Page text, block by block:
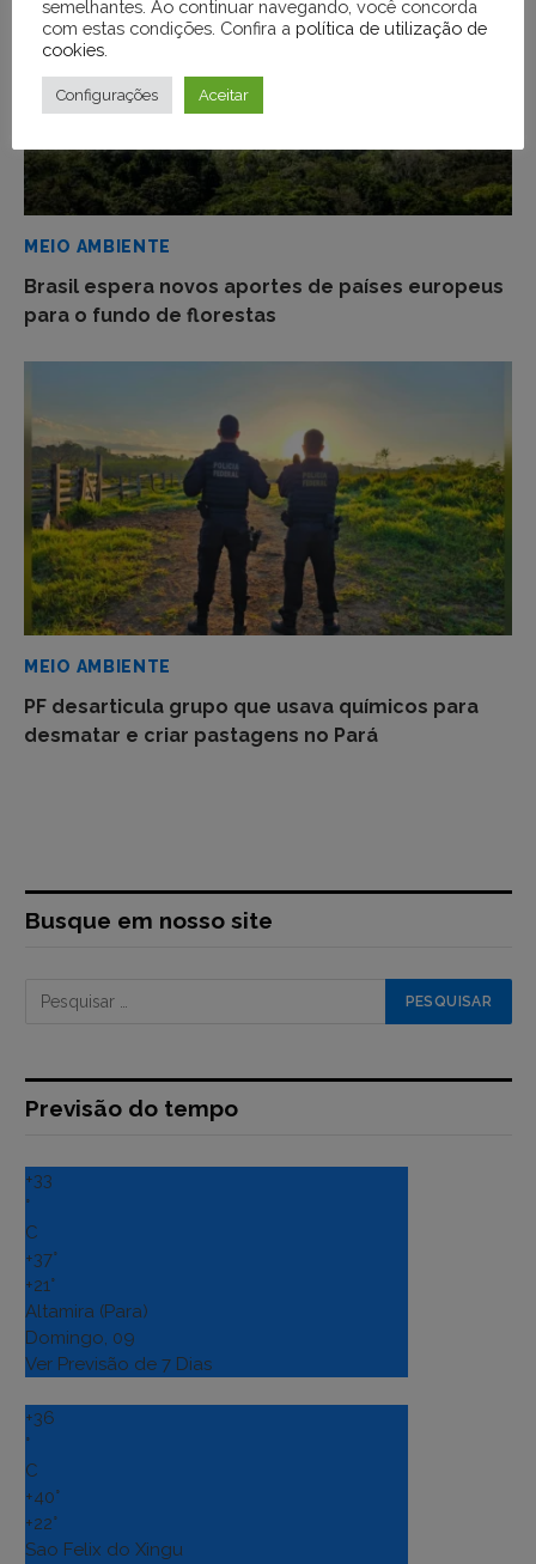
MEIO AMBIENTE
Brasil espera novos aportes de países europeus
para o fundo de florestas
MEIO AMBIENTE
PF desarticula grupo que usava químicos para
desmatar e criar pastagens no Pará
Busque em nosso site
Previsão do tempo
+33
°
C
+37°
+21°
Altamira (Para)
Domingo, 09
Ver Previsão de 7 Dias
+36
°
C
+40°
+22°
Sao Felix do Xingu
semelhantes. Ao continuar navegando, você concorda
com estas condições. Confira a política de utilização de
cookies
Configurações Aceitar